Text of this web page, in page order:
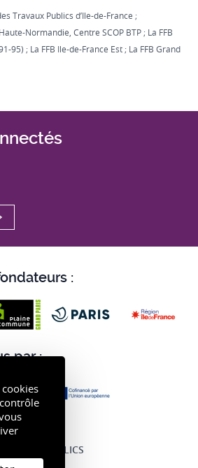
Travaux Publics d’Ile-de-France ;
Normandie, Centre SCOP BTP ; La FFB
95) ; La FFB Ile-de-France Est ; La FFB Grand
:
par :
MARCHÉS PUBLICS